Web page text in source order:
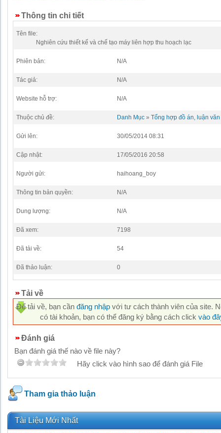
Thông tin chi tiết
Tên file:
Nghiên cứu thiết kế và chế tạo máy liên hợp thu hoạch lạc
Phiên bản: N/A
Tác giả: N/A
Website hỗ trợ: N/A
Thuộc chủ đề: Danh Mục» Tổng hợp đồ án, luận
Gửi lên: 30/05/2014 08:31
Cập nhật: 17/05/2016 20:58
Người gửi: haihoang_boy
Thông tin bản quyền: N/A
Dung lượng: N/A
Đã xem: 7198
Đã tải về: 54
Đã thảo luận: 0
Tải về
Để tải về, bạn cần đăng nhập với tư cách thành viên của site.
có tài khoản, bạn có thể đăng ký bằng cách click vào
Đánh giá
Bạn đánh giá thế nào về file này?
Hãy click vào hình sao để đánh giá File
Tham gia thảo luận
Tài Liệu Mới Nhất